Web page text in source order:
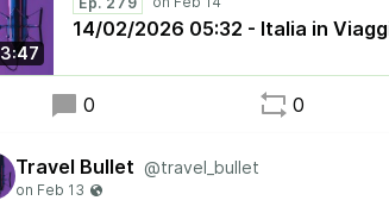
3:47
14/02/2026 05:32 - Italia in
0 0
Travel Bullet @travel_bullet